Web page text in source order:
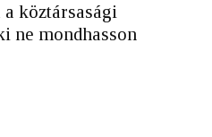
köztársasági
ne mondhasson